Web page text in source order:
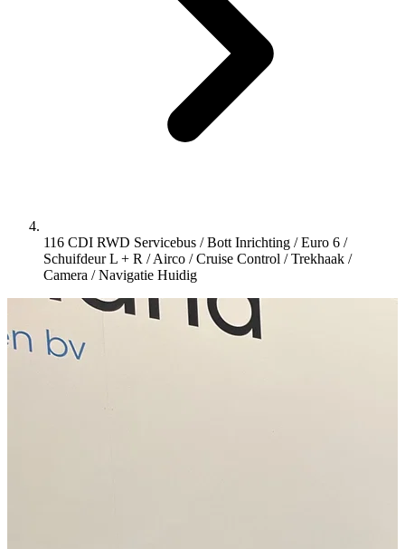
116 CDI RWD Servicebus / Bott Inrichting / Euro 6 /
Schuifdeur L + R / Airco / Cruise Control / Trekhaak /
Camera / Navigatie Huidig